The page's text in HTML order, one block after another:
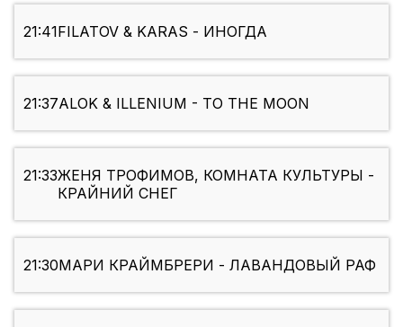
21:41FILATOV & KARAS - ИНОГДА
21:37ALOK & ILLENIUM - TO THE MOON
21:33ЖЕНЯ ТРОФИМОВ, КОМНАТА КУЛЬТУРЫ -
КРАЙНИЙ СНЕГ
21:30МАРИ КРАЙМБРЕРИ - ЛАВАНДОВЫЙ РАФ